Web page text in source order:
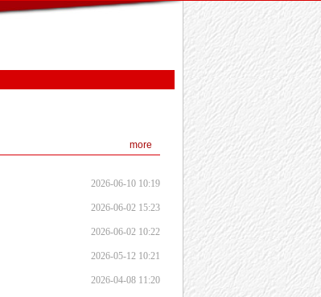
more
2026-06-10 10:19
2026-06-02 15:23
2026-06-02 10:22
2026-05-12 10:21
2026-04-08 11:20